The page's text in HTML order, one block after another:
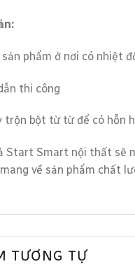
sản phẩm ở nơi có nhiệt
thi công
trộn bột từ từ để có hỗn
Start Smart nội thất sẽ
về sản phẩm chất
TƯƠNG TỰ